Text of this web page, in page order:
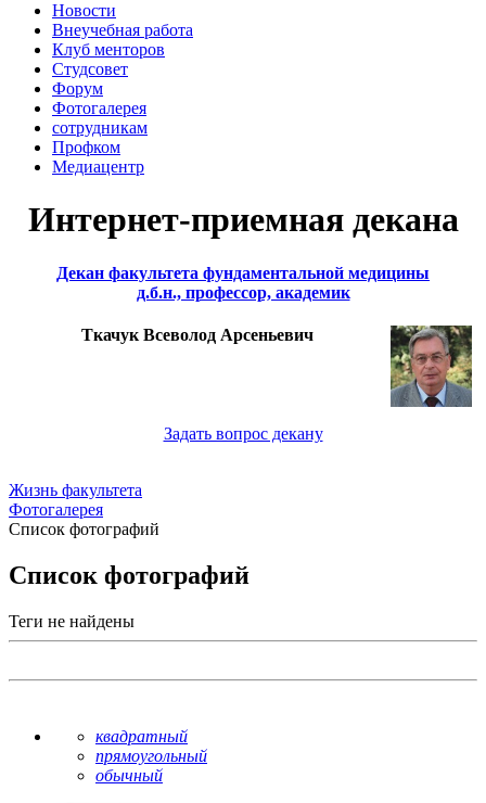
Новости
Внеучебная работа
Клуб менторов
Студсовет
Форум
Фотогалерея
сотрудникам
Профком
Медиацентр
Интернет-приемная декана
Декан факультета фундаментальной медицины
д.б.н., профессор, академик
Ткачук Всеволод Арсеньевич
Задать вопрос декану
Жизнь факультета
Фотогалерея
Список фотографий
Список фотографий
Теги не найдены
квадратный
прямоугольный
обычный